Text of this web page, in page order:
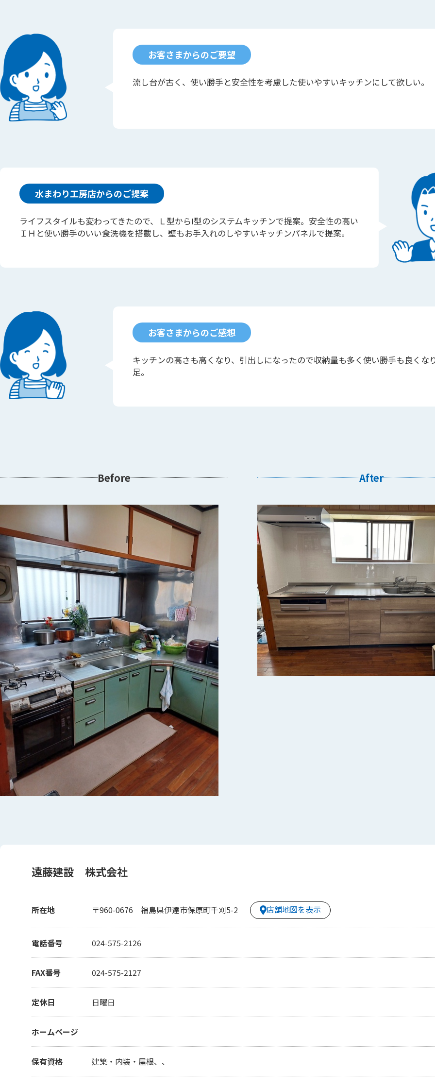
お客さまからのご要望
流し台が古く、使い勝手と安全性を考慮した使いやすいキッチンにして欲しい。
水まわり工房店からのご提案
ライフスタイルも変わってきたので、Ｌ型からⅠ型のシステムキッチンで提案。安全性の高い
ＩＨと使い勝手のいい食洗機を搭載し、壁もお手入れのしやすいキッチンパネルで提案。
お客さまからのご感想
キッチンの高さも高くなり、引出しになったので収納量も多く使い勝手も良くな
足。
Before After
遠藤建設 株式会社
所在地 〒960-0676 福島県伊達市保原町千刈5-2 店舗地図を表示
電話番号 024-575-2126
FAX番号 024-575-2127
定休日 日曜日
ホームページ
保有資格 建築・内装・屋根、、